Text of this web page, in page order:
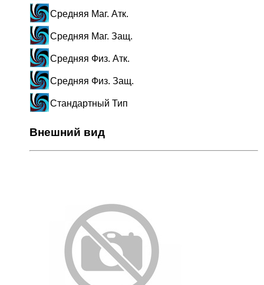
Средняя Маг. Атк.
Средняя Маг. Защ.
Средняя Физ. Атк.
Средняя Физ. Защ.
Стандартный Тип
Внешний вид